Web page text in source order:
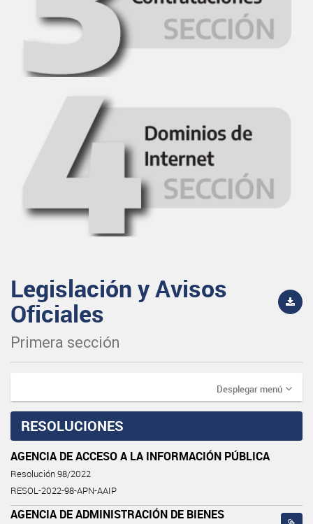
Legislación y Avisos
Oficiales
Primera sección
Desplegar menú
RESOLUCIONES
AGENCIA DE ACCESO A LA INFORMACIÓN PÚBLICA
Resolución 98/2022
RESOL-2022-98-APN-AAIP
AGENCIA DE ADMINISTRACIÓN DE BIENES